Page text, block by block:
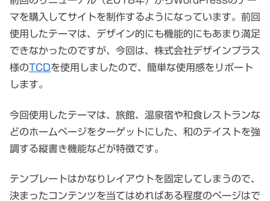
マを購入してサイトを制作するようになっています。前回
使用したテーマは、デザイン的にも機能的にもあまり満足
できなかったのですが、今回は、株式会社デザインプラス
様のTCDを使用しましたので、簡単な使用感をリポート
します。
今回使用したテーマは、旅館、温泉宿や和食レストランな
どのホームページをターゲットにした、和のテイストを強
調する縦書き機能などが特徴です。
テンプレートはかなりレイアウトを固定してしまうので、
決まったコンテンツを当てはめればある程度のページはで